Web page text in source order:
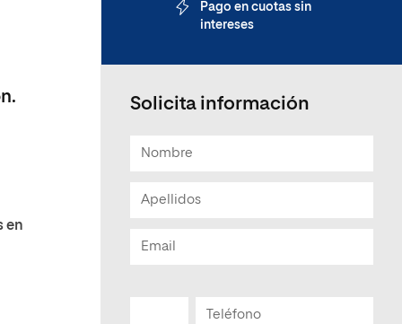
en
Pago en cuotas sin
intereses
Solicita información